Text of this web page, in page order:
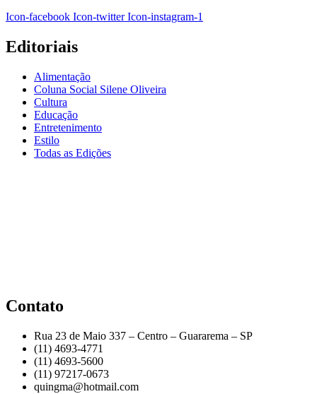
Icon-facebook Icon-twitter Icon-instagram-1
Editoriais
Alimentação
Coluna Social Silene Oliveira
Cultura
Educação
Entretenimento
Estilo
Todas as Edições
Contato
Rua 23 de Maio 337 – Centro – Guararema – SP
(11) 4693-4771
(11) 4693-5600
(11) 97217-0673
quingma@hotmail.com